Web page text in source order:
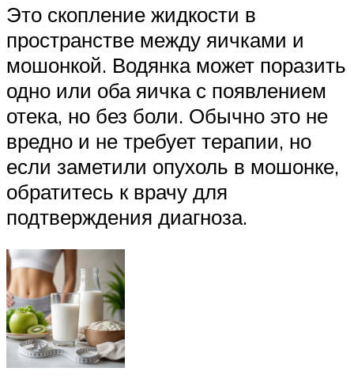
Это скопление жидкости в
пространстве между яичками и
мошонкой. Водянка может поразить
одно или оба яичка с появлением
отека, но без боли. Обычно это не
вредно и не требует терапии, но
если заметили опухоль в мошонке,
обратитесь к врачу для
подтверждения диагноза.